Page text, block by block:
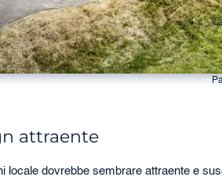
attraente
locale dovrebbe sembrare attraente e